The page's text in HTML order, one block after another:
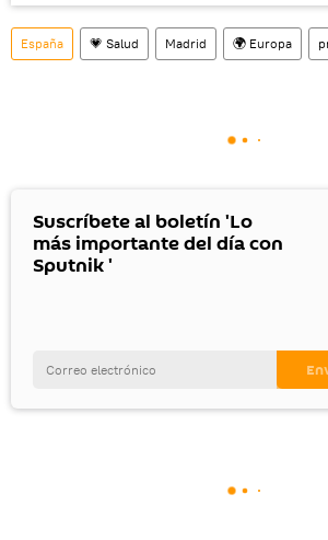
España 💗 Salud Madrid 🌍 Europa
Suscríbete al boletín 'Lo
más importante del día con
Sputnik '